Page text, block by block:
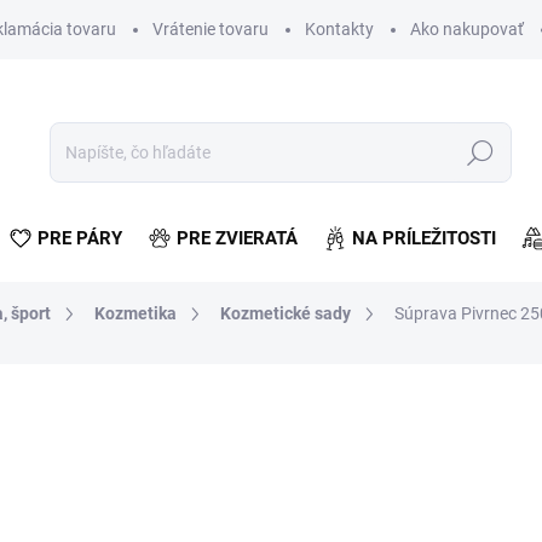
tovaru Vrátenie tovaru Kontakty Ako nakupovať
Hľadať
PRE PÁRY PRE ZVIERATÁ NA PRÍLEŽITOSTI
šport Kozmetika Kozmetické sady Súprava Pivrnec